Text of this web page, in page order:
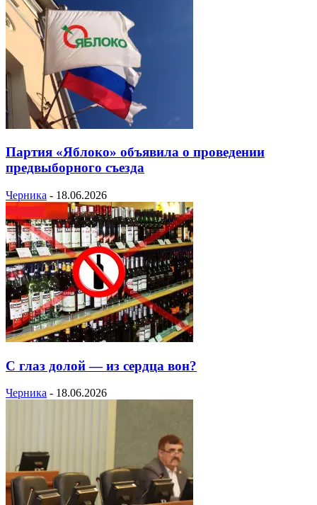
Партия «Яблоко» объявила о проведении
предвыборного съезда
Черника - 18.06.2026
С глаз долой — из сердца вон?
Черника - 18.06.2026